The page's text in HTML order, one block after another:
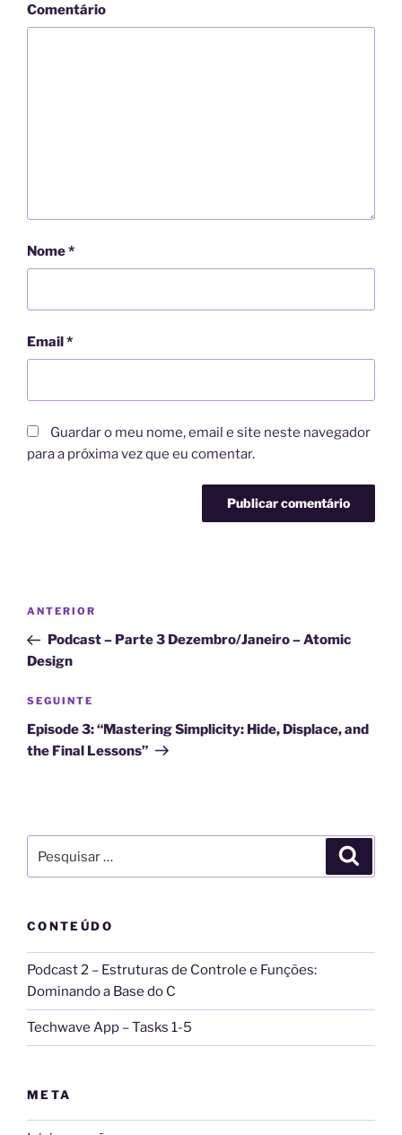
Comentário
Nome*
Email*
Guardar o meu nome, email e site neste navegador
para a próxima vez que eu comentar.
e
r
n
t
i
v
Navegação
artigos
Conteúdo
anterior
ANTERIOR
Podcast – Parte 3 Dezembro/Janeiro – Atomic
Design
Conteúdo
seguinte
SEGUINTE
Episode 3: “Mastering Simplicity: Hide, Displace, and
the Final Lessons”
por:
CONTEÚDO
Podcast 2 – Estruturas de Controle e Funções:
Dominando a Base do C
Techwave App – Tasks 1-5
META